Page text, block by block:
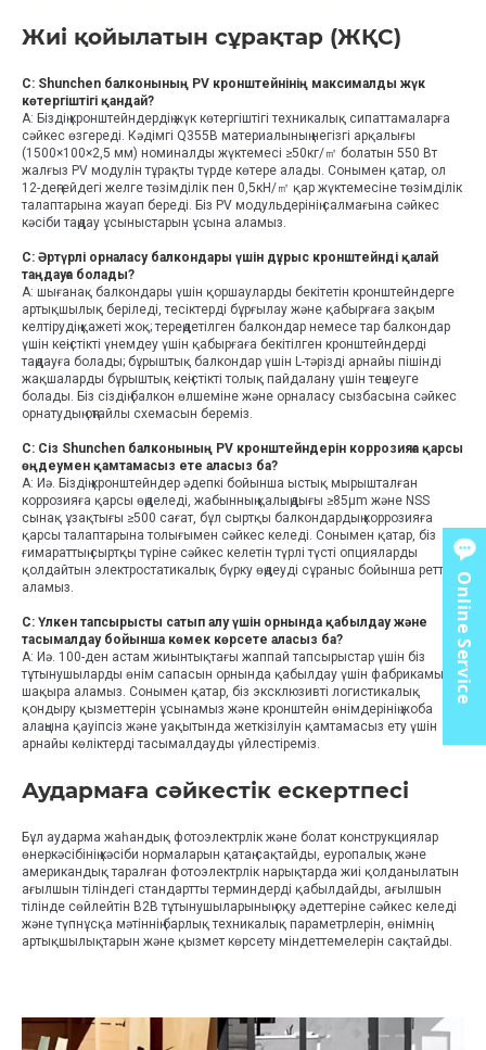
Жиі қойылатын сұрақтар (ЖҚС)
С: Shunchen балконының PV кронштейнінің максималды жүк
көтергіштігі қандай?
A: Біздің кронштейндердің жүк көтергіштігі техникалық сипаттамаларға
сәйкес өзгереді. Кәдімгі Q355B материалының негізгі арқалығы
(1500×100×2,5 мм) номиналды жүктемесі ≥50кг/㎡ болатын 550 Вт
жалғыз PV модулін тұрақты түрде көтере алады. Сонымен қатар, ол
12-деңгейдегі желге төзімділік пен 0,5кН/㎡ қар жүктемесіне төзімділік
талаптарына жауап береді. Біз PV модульдерінің салмағына сәйкес
кәсіби таңдау ұсыныстарын ұсына аламыз.
С: Әртүрлі орналасу балкондары үшін дұрыс кронштейнді қалай
таңдауға болады?
A: шығанақ балкондары үшін қоршауларды бекітетін кронштейндерге
артықшылық беріледі, тесіктерді бұрғылау және қабырғаға зақым
келтірудің қажеті жоқ; тереңдетілген балкондар немесе тар балкондар
үшін кеңістікті үнемдеу үшін қабырғаға бекітілген кронштейндерді
таңдауға болады; бұрыштық балкондар үшін L-тәрізді арнайы пішінді
жақшаларды бұрыштық кеңістікті толық пайдалану үшін теңшеуге
болады. Біз сіздің балкон өлшеміне және орналасу сызбасына сәйкес
орнатудың оңтайлы схемасын береміз.
С: Сіз Shunchen балконының PV кронштейндерін коррозияға қарсы
өңдеумен қамтамасыз ете аласыз ба?
A: Иә. Біздің кронштейндер әдепкі бойынша ыстық мырышталған
коррозияға қарсы өңделеді, жабынның қалыңдығы ≥85μm және NSS
сынақ ұзақтығы ≥500 сағат, бұл сыртқы балкондардың коррозияға
қарсы талаптарына толығымен сәйкес келеді. Сонымен қатар, біз
ғимараттың сыртқы түріне сәйкес келетін түрлі түсті опцияларды
қолдайтын электростатикалық бүрку өңдеуді сұраныс бойынша реттей
аламыз.
С: Үлкен тапсырысты сатып алу үшін орнында қабылдау және
тасымалдау бойынша көмек көрсете аласыз ба?
A: Иә. 100-ден астам жиынтықтағы жаппай тапсырыстар үшін біз
тұтынушыларды өнім сапасын орнында қабылдау үшін фабрикамызға
шақыра аламыз. Сонымен қатар, біз эксклюзивті логистикалық
қондыру қызметтерін ұсынамыз және кронштейн өнімдерінің жоба
алаңына қауіпсіз және уақытында жеткізілуін қамтамасыз ету үшін
арнайы көліктерді тасымалдауды үйлестіреміз.
Аудармаға сәйкестік ескертпесі
Бұл аударма жаһандық фотоэлектрлік және болат конструкциялар
өнеркәсібінің кәсіби нормаларын қатаң сақтайды, еуропалық және
американдық таралған фотоэлектрлік нарықтарда жиі қолданылатын
ағылшын тіліндегі стандартты терминдерді қабылдайды, ағылшын
тілінде сөйлейтін B2B тұтынушыларының оқу әдеттеріне сәйкес келеді
және түпнұсқа мәтіннің барлық техникалық параметрлерін, өнімнің
артықшылықтарын және қызмет көрсету міндеттемелерін сақтайды.
Online Service